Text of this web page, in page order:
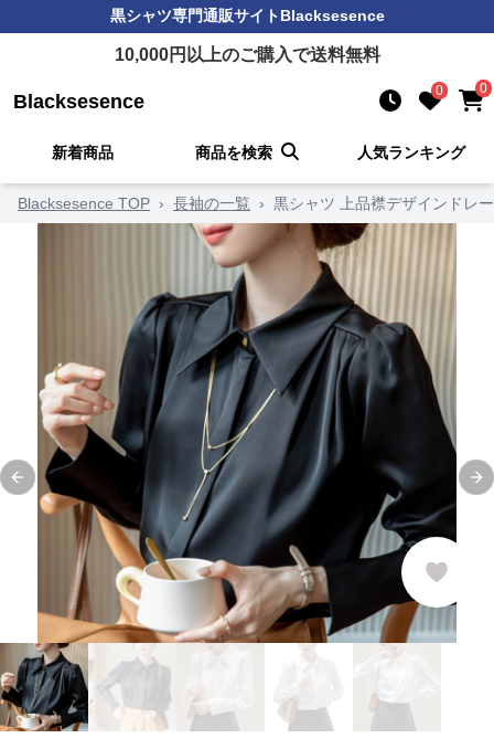
黒シャツ専門通販サイトBlacksesence
10,000円以上のご購入で送料無料
Blacksesence 0 0
新着商品 商品を検索 人気ランキング
Blacksesence TOP › 長袖の一覧 › 黒シャツ 上品襟デザインドレ
Previous slide